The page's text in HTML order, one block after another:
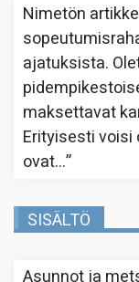
Nimetön
ajatuksista.
maksettavat
Erityisesti
ovat…”
SISÄLTÖ
Asunnot ja